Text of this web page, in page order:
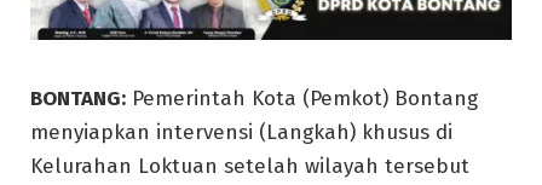
BONTANG: Pemerintah Kota (Pemkot) Bontang
menyiapkan intervensi (Langkah) khusus di
Kelurahan Loktuan setelah wilayah tersebut